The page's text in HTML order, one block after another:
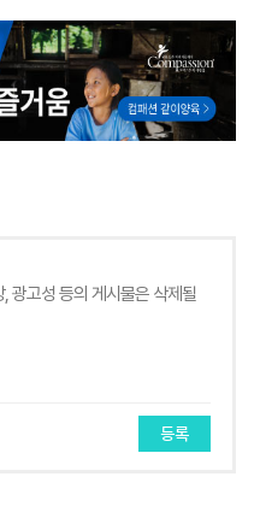
등록